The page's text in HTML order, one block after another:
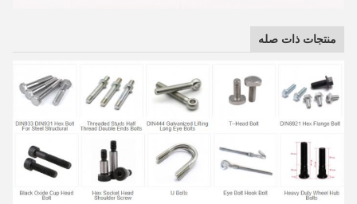
منتجات ذات صله